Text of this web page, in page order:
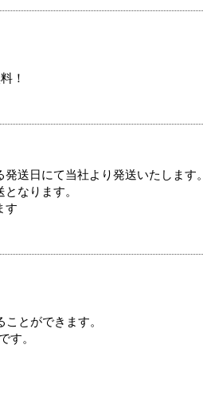
！
送日にて当社より発送いたします。
なります。
す
とができます。
す。